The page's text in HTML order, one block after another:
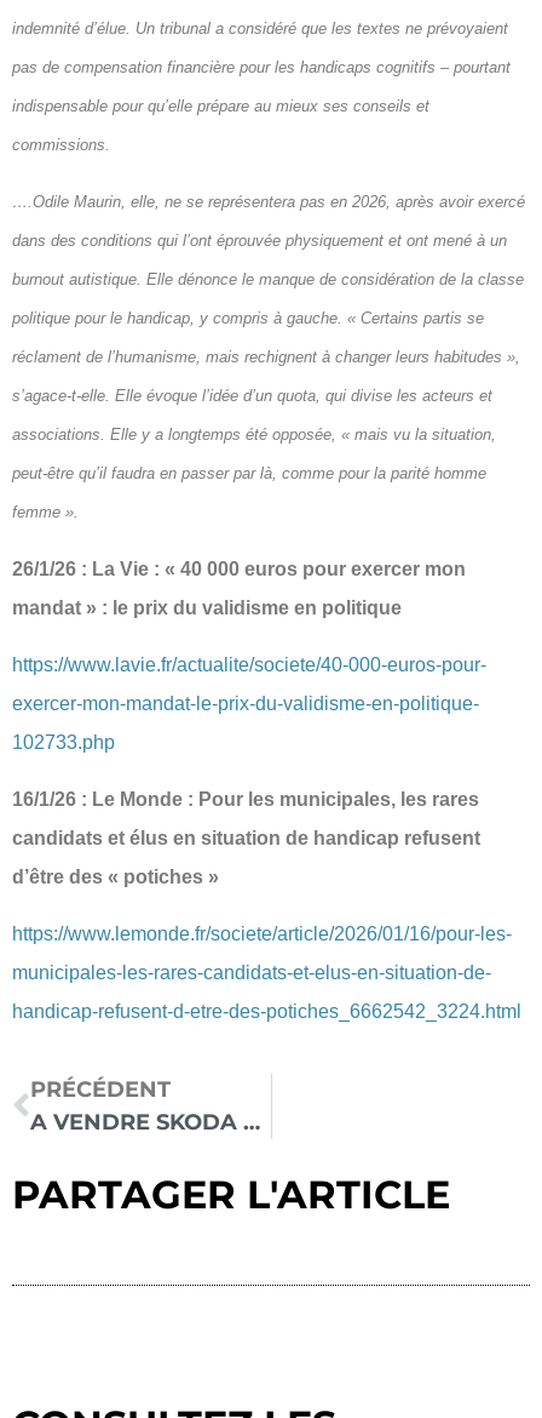
indemnité d’élue. Un tribunal a considéré que les textes ne prévoyaient
pas de compensation financière pour les handicaps cognitifs – pourtant
indispensable pour qu’elle prépare au mieux ses conseils et
commissions.
….Odile Maurin, elle, ne se représentera pas en 2026, après avoir exercé
dans des conditions qui l’ont éprouvée physiquement et ont mené à un
burnout autistique. Elle dénonce le manque de considération de la classe
politique pour le handicap, y compris à gauche. « Certains partis se
réclament de l’humanisme, mais rechignent à changer leurs habitudes »,
s’agace-t-elle. Elle évoque l’idée d’un quota, qui divise les acteurs et
associations. Elle y a longtemps été opposée, « mais vu la situation,
peut-être qu’il faudra en passer par là, comme pour la parité homme
femme ».
26/1/26 : La Vie : « 40 000 euros pour exercer mon
mandat » : le prix du validisme en politique
https://www.lavie.fr/actualite/societe/40-000-euros-pour-
exercer-mon-mandat-le-prix-du-validisme-en-politique-
102733.php
16/1/26 : Le Monde : Pour les municipales, les rares
candidats et élus en situation de handicap refusent
d’être des « potiches »
https://www.lemonde.fr/societe/article/2026/01/16/pour-les-
municipales-les-rares-candidats-et-elus-en-situation-de-
handicap-refusent-d-etre-des-potiches_6662542_3224.html
PRÉCÉDENT
A VENDRE SKODA YETI AMÉNAGÉ CONDUITE EN FAUTEUIL ROULANT AVEC JOYSTICK
PARTAGER L'ARTICLE